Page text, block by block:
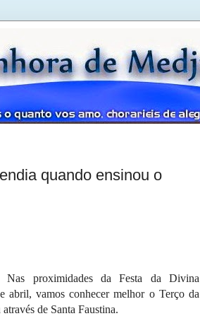
quando ensinou o
proximidades da Festa da Divina
abril, vamos conhecer melhor o Terço da
de Santa Faustina.